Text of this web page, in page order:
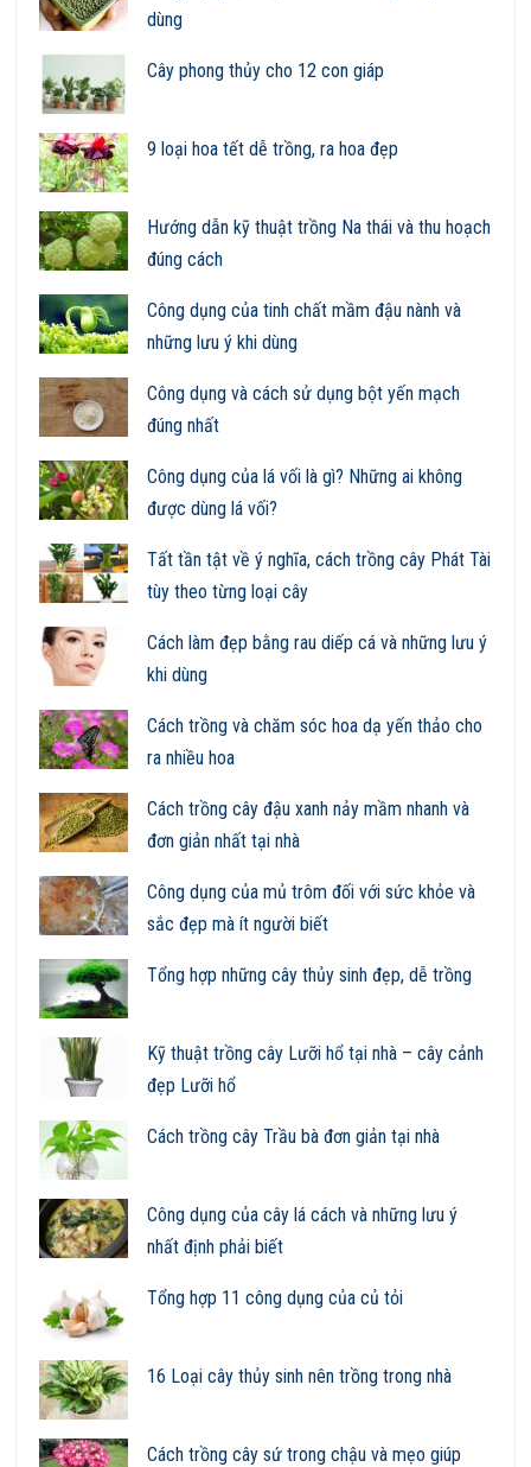
dùng
Cây phong thủy cho 12 con giáp
9 loại hoa tết dễ trồng, ra hoa đẹp
Hướng dẫn kỹ thuật trồng Na thái và thu hoạch
đúng cách
Công dụng của tinh chất mầm đậu nành và
những lưu ý khi dùng
Công dụng và cách sử dụng bột yến mạch
đúng nhất
Công dụng của lá vối là gì? Những ai không
được dùng lá vối?
Tất tần tật về ý nghĩa, cách trồng cây Phát Tài
tùy theo từng loại cây
Cách làm đẹp bằng rau diếp cá và những lưu ý
khi dùng
Cách trồng và chăm sóc hoa dạ yến thảo cho
ra nhiều hoa
Cách trồng cây đậu xanh nảy mầm nhanh và
đơn giản nhất tại nhà
Công dụng của mủ trôm đối với sức khỏe và
sắc đẹp mà ít người biết
Tổng hợp những cây thủy sinh đẹp, dễ trồng
Kỹ thuật trồng cây Lưỡi hổ tại nhà – cây cảnh
đẹp Lưỡi hổ
Cách trồng cây Trầu bà đơn giản tại nhà
Công dụng của cây lá cách và những lưu ý
nhất định phải biết
Tổng hợp 11 công dụng của củ tỏi
16 Loại cây thủy sinh nên trồng trong nhà
Cách trồng cây sứ trong chậu và mẹo giúp